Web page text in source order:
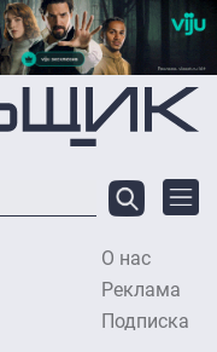
О нас
Реклама
Подписка